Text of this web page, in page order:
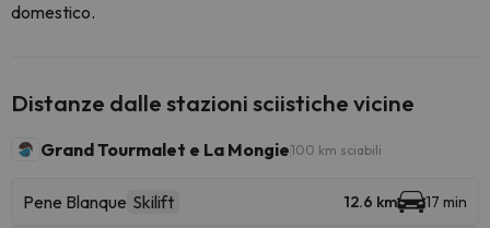
domestico.
Distanze dalle stazioni sciistiche vicine
Grand Tourmalet e La Mongie100 km sciabili
Pene Blanque Skilift 12.6 km 17 min